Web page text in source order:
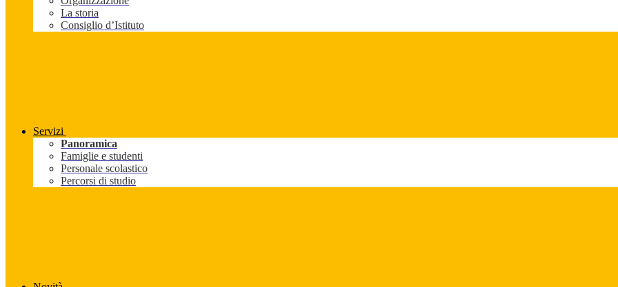
La storia
Consiglio d’Istituto
Servizi
Panoramica
Famiglie e studenti
Personale scolastico
Percorsi di studio